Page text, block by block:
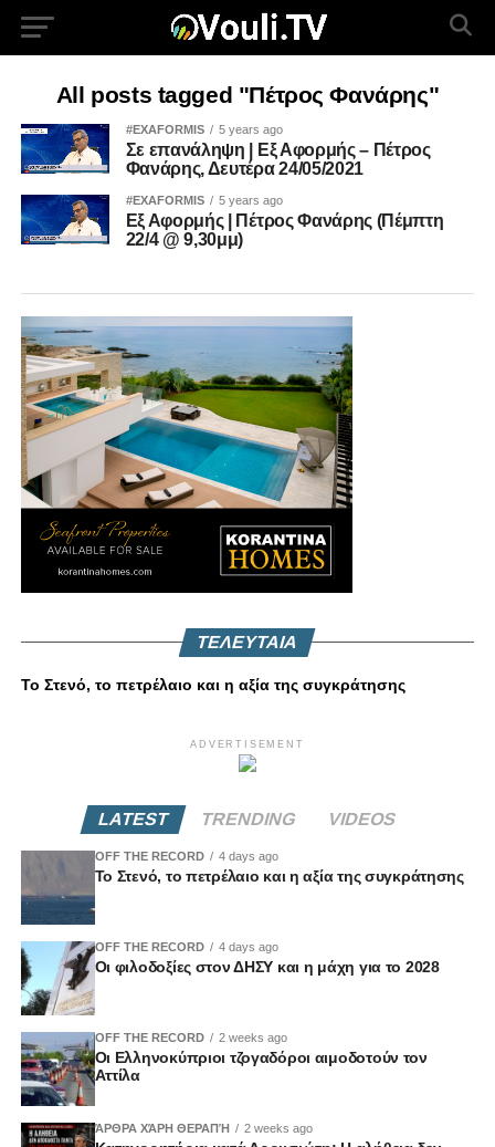
All posts tagged "Πέτρος Φανάρης"
#EXAFORMIS 5 years ago
Σε επανάληψη | Εξ Αφορμής – Πέτρος
Φανάρης, Δευτέρα 24/05/2021
#EXAFORMIS 5 years ago
Εξ Αφορμής | Πέτρος Φανάρης (Πέμπτη
22/4 @ 9,30μμ)
ΤΕΛΕΥΤΑΙΑ
Το Στενό, το πετρέλαιο και η αξία της συγκράτησης
ADVERTISEMENT
LATEST TRENDING VIDEOS
OFF THE RECORD 4 days ago
Το Στενό, το πετρέλαιο και η αξία της συγκράτησης
OFF THE RECORD 4 days ago
Οι φιλοδοξίες στον ΔΗΣΥ και η μάχη για το 2028
OFF THE RECORD 2 weeks ago
Οι Ελληνοκύπριοι τζογαδόροι αιμοδοτούν τον
Αττίλα
ΆΡΘΡΑ ΧΆΡΗ ΘΕΡΑΠΉ 2 weeks ago